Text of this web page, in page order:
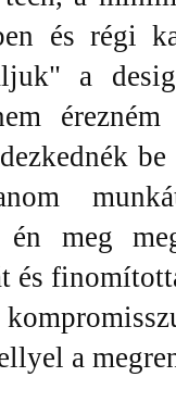
és régi
a
én meg
és
a